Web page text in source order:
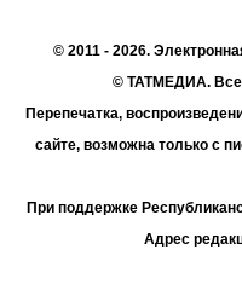
© 2011 - 2026.
© ТАТМЕДИА. Все
Перепечатка,
сайте, возможна только с
При поддержке
Адрес